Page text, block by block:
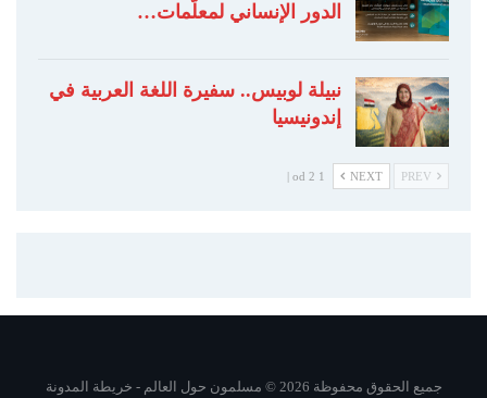
الدور الإنساني لمعلّمات…
نبيلة لوبيس.. سفيرة اللغة العربية في
إندونيسيا
NEXT
1 od 2 |
جميع الحقوق محفوظة 2026 © مسلمون حول العالم - خريطة المدونة